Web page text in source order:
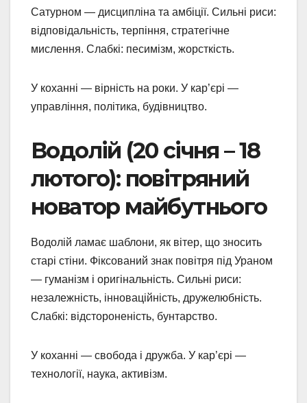
Сатурном — дисципліна та амбіції. Сильні риси:
відповідальність, терпіння, стратегічне
мислення. Слабкі: песимізм, жорсткість.
У коханні — вірність на роки. У кар’єрі —
управління, політика, будівництво.
Водолій (20 січня – 18
лютого): повітряний
новатор майбутнього
Водолій ламає шаблони, як вітер, що зносить
старі стіни. Фіксований знак повітря під Ураном
— гуманізм і оригінальність. Сильні риси:
незалежність, інноваційність, дружелюбність.
Слабкі: відстороненість, бунтарство.
У коханні — свобода і дружба. У кар’єрі —
технології, наука, активізм.